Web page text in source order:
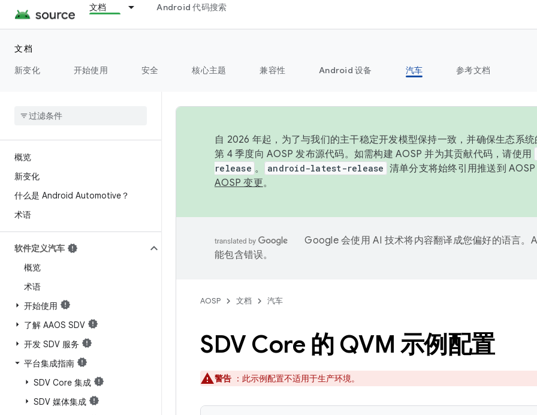
文档 Android 代码搜索
文档
新变化
开始使用 安全 核心主题 兼容性 Android 设备 汽车 参考文档
概览
新变化
什么是 Android Automotive？
术语
软件定义汽车
概览
术语
开始使用
了解 AAOS SDV
开发 SDV 服务
平台集成指南
SDV Core 集成
SDV 媒体集成
自 2026 年起，为了与我们的主干稳定开发模型保持一致，并确保生态系
第 4 季度向 AOSP 发布源代码。如需构建 AOSP 并为其贡献代码，请使用
release 。 android-latest-release 清单分支将始终引用推送到
AOSP 变更。
Google 会使用 AI 技术将内容翻译成您偏好的语言。
能包含错误。
AOSP 文档 汽车
SDV Core 的 QVM 示例配置
警告 ：此示例配置不适用于生产环境。